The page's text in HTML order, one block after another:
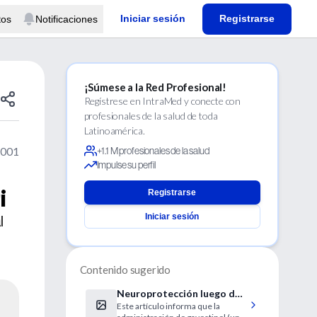
Notificaciones Iniciar sesión Registrarse
¡Súmese a la Red Profesional!
Regístrese en IntraMed y conecte con
profesionales de la salud de toda
Latinoamérica.
+1.1 M profesionales de la salud
Impulse su perfil
Registrarse
Iniciar sesión
Contenido sugerido
Neuroprotección luego de
un Accidente Cerebro
Este artículo informa que la